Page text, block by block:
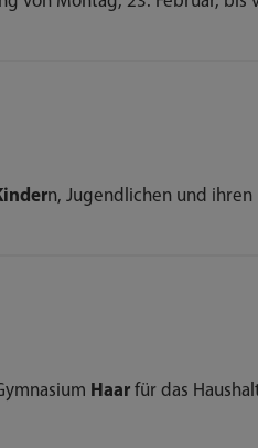
n, Jugendlichen und
Haarfür das